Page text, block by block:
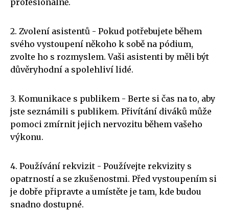
2. Zvolení asistentů - Pokud potřebujete během
svého vystoupení někoho k sobě na pódium,
zvolte ho s rozmyslem. Vaši asistenti by měli být
důvěryhodní a spolehliví lidé.
3. Komunikace s publikem - Berte si čas na to, aby
jste seznámili s publikem. Přivítání diváků může
pomoci zmírnit jejich nervozitu během vašeho
výkonu.
4. Používání rekvizit - Používejte rekvizity s
opatrností a se zkušenostmi. Před vystoupením si
je dobře připravte a umístěte je tam, kde budou
snadno dostupné.